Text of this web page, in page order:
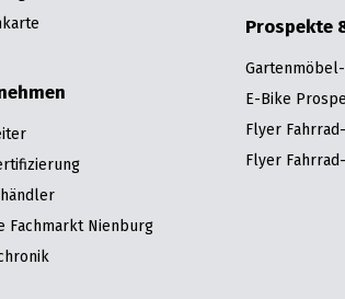
Fachmarkt Nienburg
Prospekte
E-Bike
Flyer
Flyer